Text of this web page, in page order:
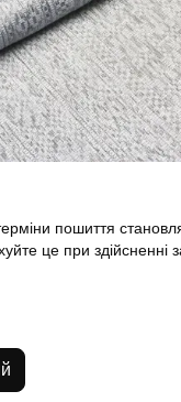
пошиття
це при здійсненні